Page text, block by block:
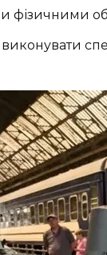
фізичними